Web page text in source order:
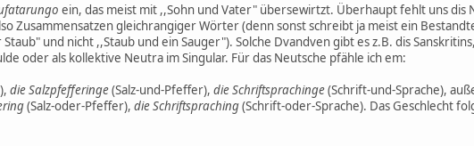
ein, das meist mit ,,Sohn und Vater" übersewirtzt. Überhaupt fehlt uns dis
Zusammensatzen gleichrangiger Wörter (denn sonst schreibt ja meist ein
und nicht ,,Staub und ein Sauger"). Solche Dvandven gibt es z.B. dis
oder als kollektive Neutra im Singular. Für das Neutsche pfähle ich em:
die Salzpfefferinge(Salz-und-Pfeffer), die Schriftsprachinge(Schrift-und-Sprache),
(Salz-oder-Pfeffer), die Schriftspraching(Schrift-oder-Sprache). Das Geschlecht